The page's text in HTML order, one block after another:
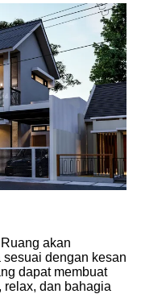
akan
dengan kesan
dapat membuat
relax, dan bahagia